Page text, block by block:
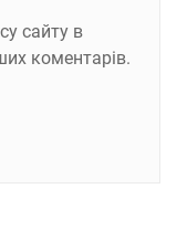
сайту в
коментарів.